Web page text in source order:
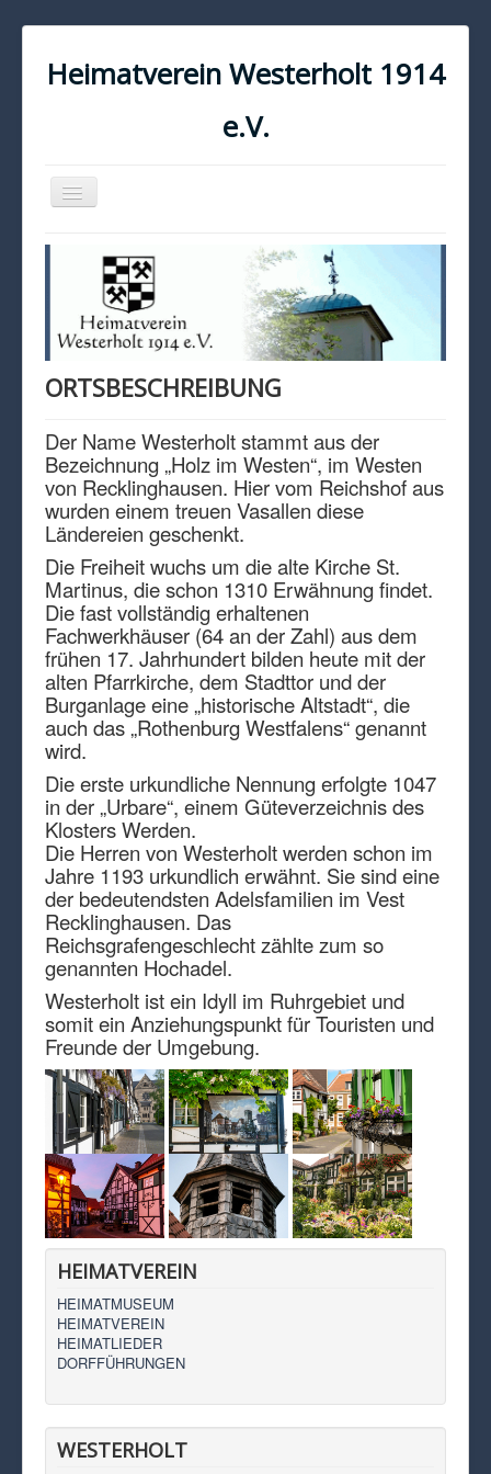
Heimatverein Westerholt 1914
e.V.
Navigation
an/aus
KONTAKT
IMPRESSUM
DATENSCHUTZ
ORTSBESCHREIBUNG
Der Name Westerholt stammt aus der
Bezeichnung „Holz im Westen“, im Westen
von Recklinghausen. Hier vom Reichshof aus
wurden einem treuen Vasallen diese
Ländereien geschenkt.
Die Freiheit wuchs um die alte Kirche St.
Martinus, die schon 1310 Erwähnung findet.
Die fast vollständig erhaltenen
Fachwerkhäuser (64 an der Zahl) aus dem
frühen 17. Jahrhundert bilden heute mit der
alten Pfarrkirche, dem Stadttor und der
Burganlage eine „historische Altstadt“, die
auch das „Rothenburg Westfalens“ genannt
wird.
Die erste urkundliche Nennung erfolgte 1047
in der „Urbare“, einem Güteverzeichnis des
Klosters Werden.
Die Herren von Westerholt werden schon im
Jahre 1193 urkundlich erwähnt. Sie sind eine
der bedeutendsten Adelsfamilien im Vest
Recklinghausen. Das
Reichsgrafengeschlecht zählte zum so
genannten Hochadel.
Westerholt ist ein Idyll im Ruhrgebiet und
somit ein Anziehungspunkt für Touristen und
Freunde der Umgebung.
HEIMATVEREIN
HEIMATMUSEUM
HEIMATVEREIN
HEIMATLIEDER
DORFFÜHRUNGEN
WESTERHOLT